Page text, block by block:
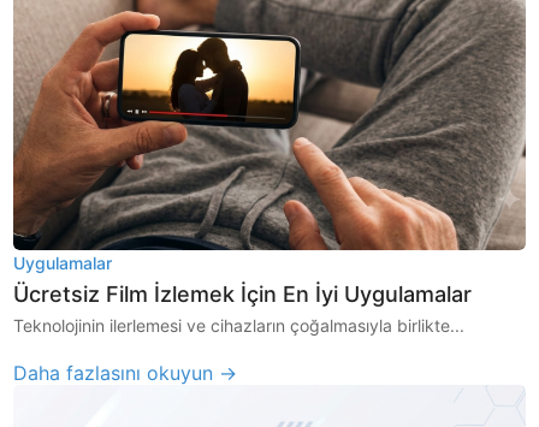
Uygulamalar
Ücretsiz Film İzlemek İçin En İyi Uygulamalar
Teknolojinin ilerlemesi ve cihazların çoğalmasıyla birlikte...
Daha fazlasını okuyun →